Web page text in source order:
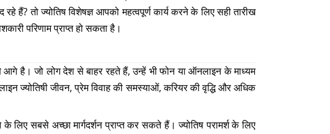
हैं? तो ज्योतिष विशेषज्ञ आपको महत्वपूर्ण कार्य करने के लिए सही तारीख
परिणाम प्राप्त हो सकता है।
है। जो लोग देश से बाहर रहते हैं, उन्हें भी फोन या ऑनलाइन के माध्यम
ज्योतिषी जीवन, प्रेम विवाह की समस्याओं, करियर की वृद्धि और अधिक
सबसे अच्छा मार्गदर्शन प्राप्त कर सकते हैं। ज्योतिष परामर्श के लिए